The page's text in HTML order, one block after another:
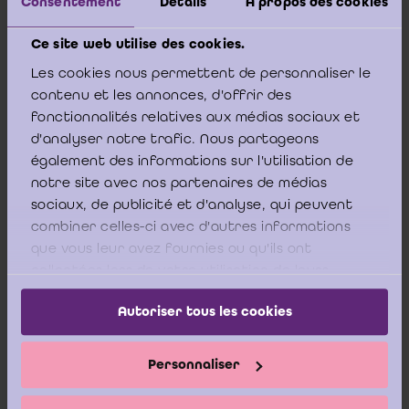
Ce site web utilise des cookies.
Les cookies nous permettent de personnaliser le
contenu et les annonces, d'offrir des
fonctionnalités relatives aux médias sociaux et
d'analyser notre trafic. Nous partageons
également des informations sur l'utilisation de
notre site avec nos partenaires de médias
sociaux, de publicité et d'analyse, qui peuvent
combiner celles-ci avec d'autres informations
que vous leur avez fournies ou qu'ils ont
services.
Autoriser tous les cookies
Personnaliser
La Commission des normes comptables appelle
également à une analyse au cas par cas au sein de
l’organe d’administration qui devra apprécier le
subside([7])
Il n’y a donc en principe aucune compensation
automatique de la comptabilisation d’une dette par
la comptabilisation d’un subside.
du subventionnement dans la convention de
subvention conclue entre l’ASBL et la COCOF
afin de déterminer si le subside en question
couvre les dettes à un an au plus. En d’autres
termes, est-ce que la convention prévoit que le